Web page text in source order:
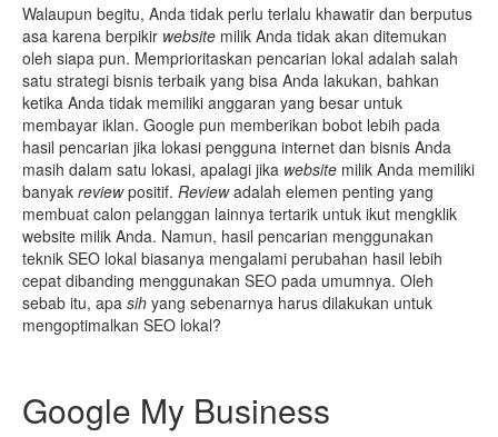
Walaupun begitu, Anda tidak perlu terlalu khawatir dan berputus
asa karena berpikir website milik Anda tidak akan ditemukan
oleh siapa pun. Memprioritaskan pencarian lokal adalah salah
satu strategi bisnis terbaik yang bisa Anda lakukan, bahkan
ketika Anda tidak memiliki anggaran yang besar untuk
membayar iklan. Google pun memberikan bobot lebih pada
hasil pencarian jika lokasi pengguna internet dan bisnis Anda
masih dalam satu lokasi, apalagi jika website milik Anda memiliki
banyak reviewpositif. Reviewadalah elemen penting yang
membuat calon pelanggan lainnya tertarik untuk ikut mengklik
website milik Anda. Namun, hasil pencarian menggunakan
teknik SEO lokal biasanya mengalami perubahan hasil lebih
cepat dibanding menggunakan SEO pada umumnya. Oleh
sebab itu, apa sih yang sebenarnya harus dilakukan untuk
mengoptimalkan SEO lokal?
Google My Business